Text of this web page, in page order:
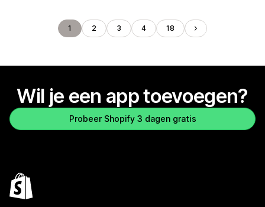
1 2 3 4 18
Wil je een app toevoegen?
Probeer Shopify 3 dagen gratis